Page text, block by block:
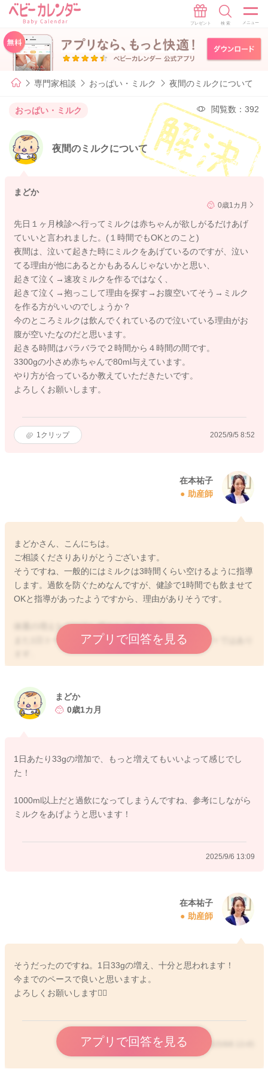
専門家相談 おっぱい・ミルク 夜間のミルクについて
おっぱい・ミルク 閲覧数：392
夜間のミルクについて
まどか
0歳1カ月
先日１ヶ月検診へ行ってミルクは赤ちゃんが欲しがるだけあげ
ていいと言われました。(１時間でもOKとのこと)
夜間は、泣いて起きた時にミルクをあげているのですが、泣い
てる理由が他にあるとかもあるんじゃないかと思い、
起きて泣く→速攻ミルクを作るではなく、
起きて泣く→抱っこして理由を探す→お腹空いてそう→ミルク
を作る方がいいのでしょうか？
今のところミルクは飲んでくれているので泣いている理由がお
腹が空いたなのだと思います。
起きる時間はバラバラで２時間から４時間の間です。
3300gの小さめ赤ちゃんで80ml与えています。
やり方が合っているか教えていただきたいです。
よろしくお願いします。
1 クリップ 2025/9/5 8:52
在本祐子
助産師
まどかさん、こんにちは。
ご相談くださりありがとうございます。
そうですね、一般的にはミルクは3時間くらい空けるように指導
します。過飲を防ぐためなんですが、健診で1時間でも飲ませて
OKと指導があったようですから、理由がありそうです。
体重の増えなどが少し緩やかでしたか？
また1日トータルの哺乳量で見ていくなど、理由は様々ではあり
あげられていれば、足りそうな印象です。
明らかに1時間おきの授乳などで、1日14回くらいの回数になり
いかがでしょうか？
そうなりますと、少しあやしてから授乳するなどやってみても
アプリで回答を見る
2025/9/6 10:37
まどか
0歳1カ月
1日あたり33gの増加で、もっと増えてもいいよって感じでし
た！
1000ml以上だと過飲になってしまうんですね、参考にしながら
ミルクをあげようと思います！
2025/9/6 13:09
在本祐子
助産師
そうだったのですね。1日33gの増え、十分と思われます！
今までのペースで良いと思いますよ。
よろしくお願いします🙇‍♂️
アプリで回答を見る 2025/9/6 13:45